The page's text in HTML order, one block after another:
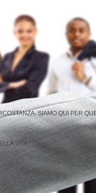
SIAMO QUI PER
VITA